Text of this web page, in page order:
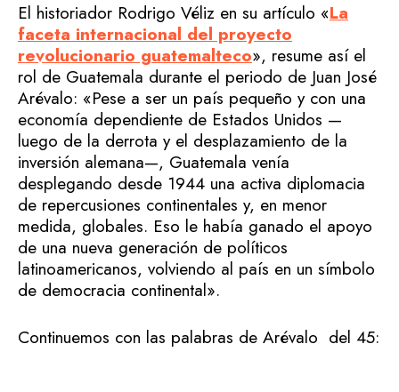
El historiador Rodrigo Véliz en su artículo «La
faceta internacional del proyecto
revolucionario guatemalteco», resume así el
rol de Guatemala durante el periodo de Juan José
Arévalo: «Pese a ser un país pequeño y con una
economía dependiente de Estados Unidos —
luego de la derrota y el desplazamiento de la
inversión alemana—, Guatemala venía
desplegando desde 1944 una activa diplomacia
de repercusiones continentales y, en menor
medida, globales. Eso le había ganado el apoyo
de una nueva generación de políticos
latinoamericanos, volviendo al país en un símbolo
de democracia continental».
Continuemos con las palabras de Arévalo del 45: